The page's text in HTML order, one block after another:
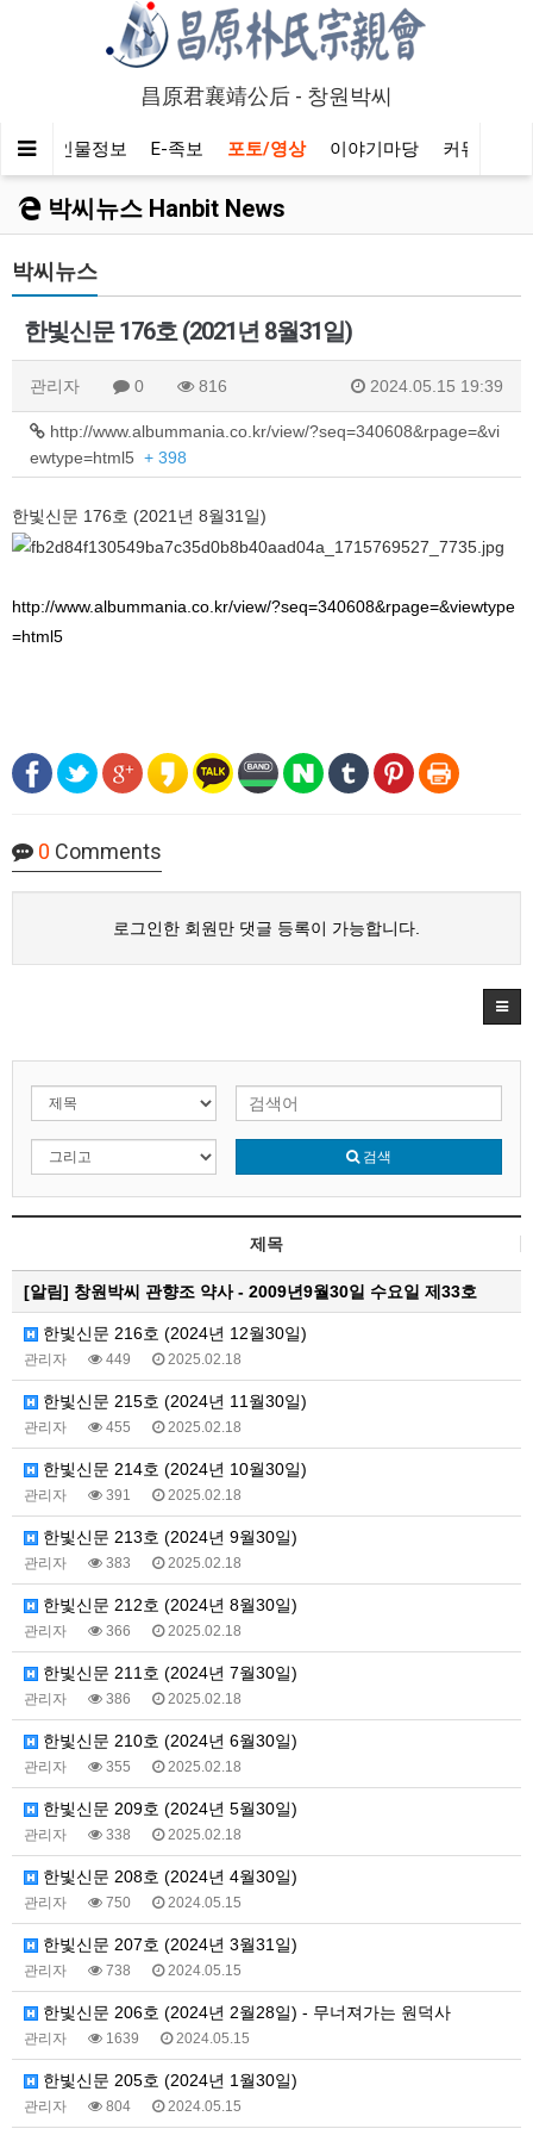
昌原君襄靖公后 - 창원박씨
기 인물정보 E-족보 포토/영상 이야기마당 커뮤니티
박씨뉴스 Hanbit News
박씨뉴스
한빛신문 176호 (2021년 8월31일)
관리자 0 816 2024.05.15 19:39
http://www.albummania.co.kr/view/?seq=340608&rpage=&vi
ewtype=html5 + 398
한빛신문 176호 (2021년 8월31일)
http://www.albummania.co.kr/view/?seq=340608&rpage=&viewtype
=html5
0 Comments
로그인한 회원만 댓글 등록이 가능합니다.
검색
제목
[알림] 창원박씨 관향조 약사 - 2009년9월30일 수요일 제33호
한빛신문 216호 (2024년 12월30일)
관리자 449 2025.02.18
한빛신문 215호 (2024년 11월30일)
관리자 455 2025.02.18
한빛신문 214호 (2024년 10월30일)
관리자 391 2025.02.18
한빛신문 213호 (2024년 9월30일)
관리자 383 2025.02.18
한빛신문 212호 (2024년 8월30일)
관리자 366 2025.02.18
한빛신문 211호 (2024년 7월30일)
관리자 386 2025.02.18
한빛신문 210호 (2024년 6월30일)
관리자 355 2025.02.18
한빛신문 209호 (2024년 5월30일)
관리자 338 2025.02.18
한빛신문 208호 (2024년 4월30일)
관리자 750 2024.05.15
한빛신문 207호 (2024년 3월31일)
관리자 738 2024.05.15
한빛신문 206호 (2024년 2월28일) - 무너져가는 원덕사
관리자 1639 2024.05.15
한빛신문 205호 (2024년 1월30일)
관리자 804 2024.05.15